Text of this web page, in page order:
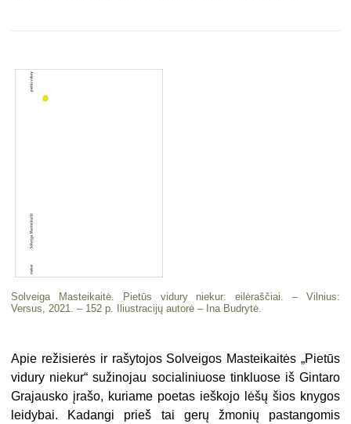
Solveiga Masteikaitė. Pietūs vidury niekur: eilėraščiai. – Vilnius:
Versus, 2021. – 152 p. Iliustracijų autorė – Ina Budrytė.
Apie režisierės ir rašytojos Solveigos Masteikaitės „Pietūs
vidury niekur“ sužinojau socialiniuose tinkluose iš Gintaro
Grajausko įrašo, kuriame poetas ieškojo lėšų šios knygos
leidybai. Kadangi prieš tai gerų žmonių pastangomis